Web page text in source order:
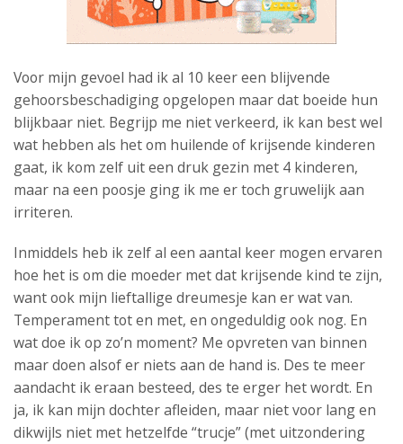
Voor mijn gevoel had ik al 10 keer een blijvende
gehoorsbeschadiging opgelopen maar dat boeide hun
blijkbaar niet. Begrijp me niet verkeerd, ik kan best wel
wat hebben als het om huilende of krijsende kinderen
gaat, ik kom zelf uit een druk gezin met 4 kinderen,
maar na een poosje ging ik me er toch gruwelijk aan
irriteren.
Inmiddels heb ik zelf al een aantal keer mogen ervaren
hoe het is om die moeder met dat krijsende kind te zijn,
want ook mijn lieftallige dreumesje kan er wat van.
Temperament tot en met, en ongeduldig ook nog. En
wat doe ik op zo’n moment? Me opvreten van binnen
maar doen alsof er niets aan de hand is. Des te meer
aandacht ik eraan besteed, des te erger het wordt. En
ja, ik kan mijn dochter afleiden, maar niet voor lang en
dikwijls niet met hetzelfde “trucje” (met uitzondering